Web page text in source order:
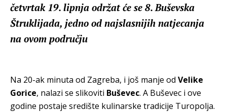
četvrtak 19. lipnja održat će se 8. Buševska
Štruklijada, jedno od najslasnijih natjecanja
na ovom području
Na 20-ak minuta od Zagreba, i još manje od Velike
Gorice, nalazi se slikoviti Buševec. A Buševec i ove
godine postaje središte kulinarske tradicije Turopolja.